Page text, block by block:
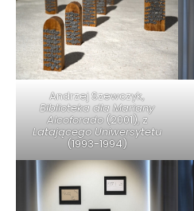
Andrzej Szewczyk,
Biblioteka dla Mariany
Alcoforado(2001), z
Latającego Uniwersytetu
(1993-1994)